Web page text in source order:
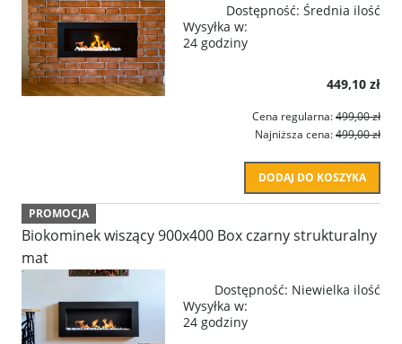
Dostępność: Średnia ilość
Wysyłka w:
24 godziny
449,10 zł
Cena regularna:499,00 zł
Najniższa cena:499,00 zł
DODAJ DO KOSZYKA
Biokominek wiszący 900x400 Box czarny strukturalny
mat
Dostępność: Niewielka ilość
Wysyłka w:
24 godziny
PROMOCJA